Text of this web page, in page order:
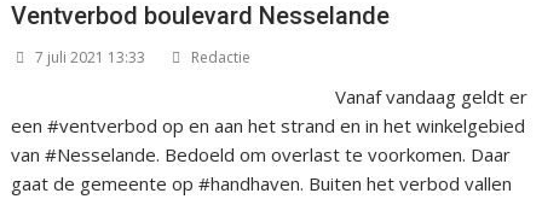
Ventverbod boulevard Nesselande
7 juli 2021 13:33 Redactie
Vanaf vandaag geldt er
een #ventverbod op en aan het strand en in het winkelgebied
van #Nesselande. Bedoeld om overlast te voorkomen. Daar
gaat de gemeente op #handhaven. Buiten het verbod vallen